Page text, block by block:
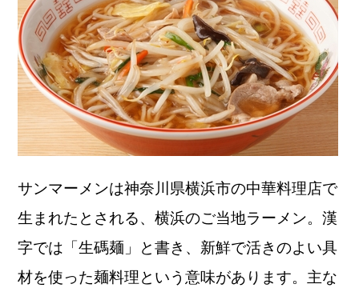
サンマーメンは神奈川県横浜市の中華料理店で
生まれたとされる、横浜のご当地ラーメン。漢
字では「生碼麺」と書き、新鮮で活きのよい具
材を使った麺料理という意味があります。主な